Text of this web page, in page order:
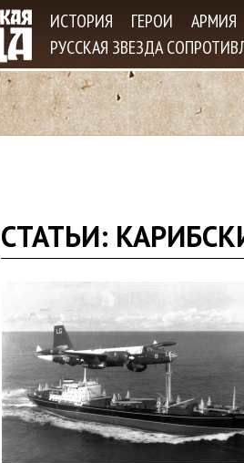
ИСТОРИЯ ГЕРОИ
АРМИЯ
РУССКАЯ ЗВЕЗДА
ы
д
е
с
СТАТЬИ: